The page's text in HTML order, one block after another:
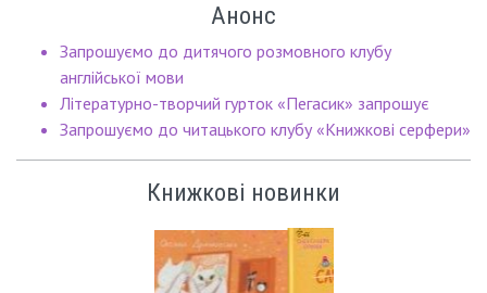
Анонс
Запрошуємо до дитячого розмовного клубу
англійської мови
Літературно-творчий гурток «Пегасик» запрошує
Запрошуємо до читацького клубу «Книжкові серфери»
Книжкові новинки